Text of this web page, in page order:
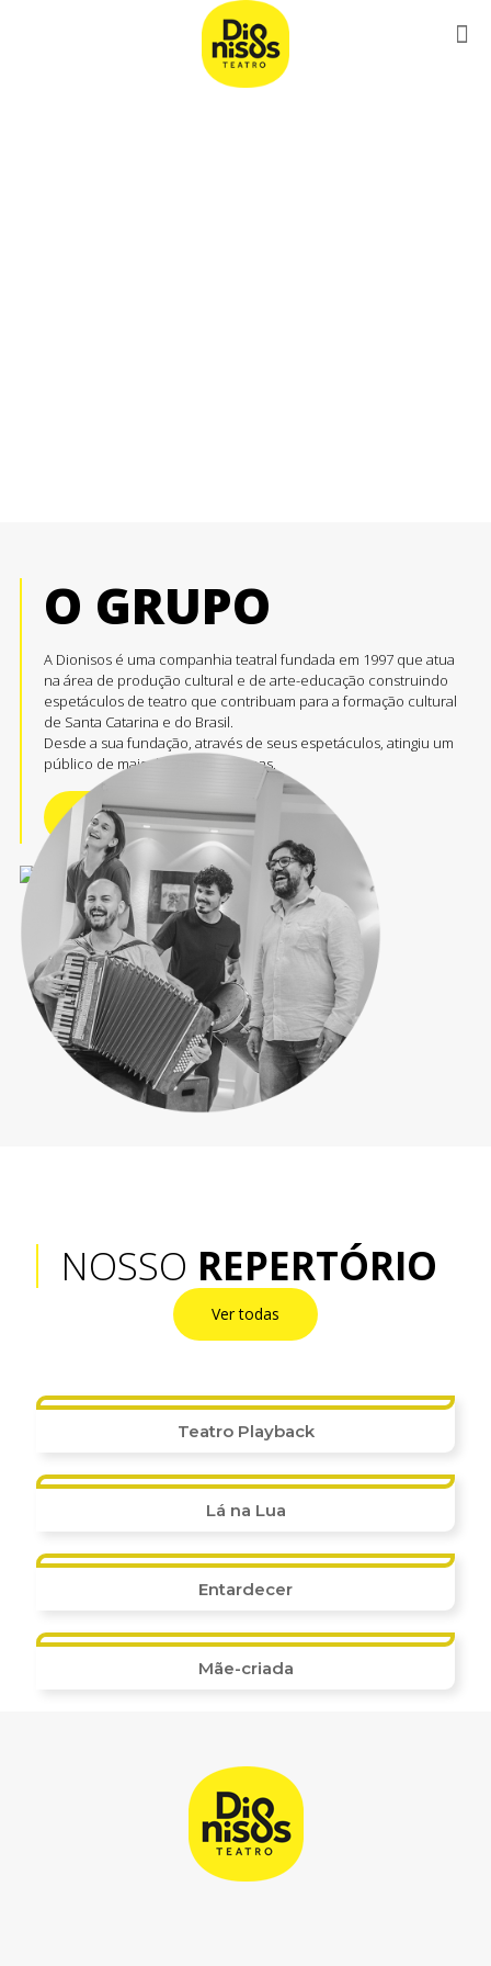
O GRUPO
A Dionisos é uma companhia teatral fundada em 1997 que atua
na área de produção cultural e de arte-educação construindo
espetáculos de teatro que contribuam para a formação cultural
de Santa Catarina e do Brasil.
Desde a sua fundação, através de seus espetáculos, atingiu um
público de mais de 500 mil pessoas.
Conheça mais +
NOSSO REPERTÓRIO
Ver todas
Teatro Playback
Lá na Lua
Entardecer
Mãe-criada